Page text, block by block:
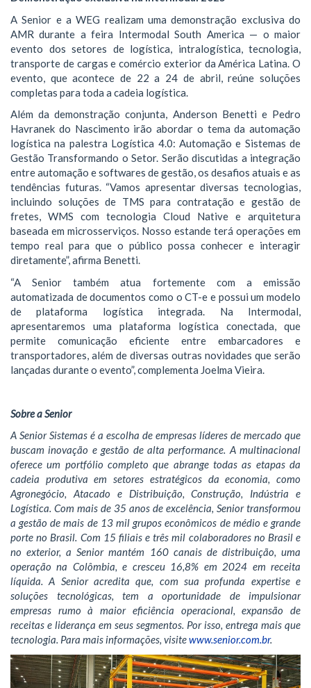
A Senior e a WEG realizam uma demonstração exclusiva do
AMR durante a feira Intermodal South America — o maior
evento dos setores de logística, intralogística, tecnologia,
transporte de cargas e comércio exterior da América Latina. O
evento, que acontece de 22 a 24 de abril, reúne soluções
completas para toda a cadeia logística.
Além da demonstração conjunta, Anderson Benetti e Pedro
Havranek do Nascimento irão abordar o tema da automação
logística na palestra Logística 4.0: Automação e Sistemas de
Gestão Transformando o Setor. Serão discutidas a integração
entre automação e softwares de gestão, os desafios atuais e as
tendências futuras. “Vamos apresentar diversas tecnologias,
incluindo soluções de TMS para contratação e gestão de
fretes, WMS com tecnologia Cloud Native e arquitetura
baseada em microsserviços. Nosso estande terá operações em
tempo real para que o público possa conhecer e interagir
diretamente”, afirma Benetti.
“A Senior também atua fortemente com a emissão
automatizada de documentos como o CT-e e possui um modelo
de plataforma logística integrada. Na Intermodal,
apresentaremos uma plataforma logística conectada, que
permite comunicação eficiente entre embarcadores e
transportadores, além de diversas outras novidades que serão
lançadas durante o evento”, complementa Joelma Vieira.
Sobre a Senior
A Senior Sistemas é a escolha de empresas líderes de mercado que
buscam inovação e gestão de alta performance. A multinacional
oferece um portfólio completo que abrange todas as etapas da
cadeia produtiva em setores estratégicos da economia, como
Agronegócio, Atacado e Distribuição, Construção, Indústria e
Logística. Com mais de 35 anos de excelência, Senior transformou
a gestão de mais de 13 mil grupos econômicos de médio e grande
porte no Brasil. Com 15 filiais e três mil colaboradores no Brasil e
no exterior, a Senior mantém 160 canais de distribuição, uma
operação na Colômbia, e cresceu 16,8% em 2024 em receita
líquida. A Senior acredita que, com sua profunda expertise e
soluções tecnológicas, tem a oportunidade de impulsionar
empresas rumo à maior eficiência operacional, expansão de
receitas e liderança em seus segmentos. Por isso, entrega mais que
tecnologia. Para mais informações, visitewww.senior.com.br.